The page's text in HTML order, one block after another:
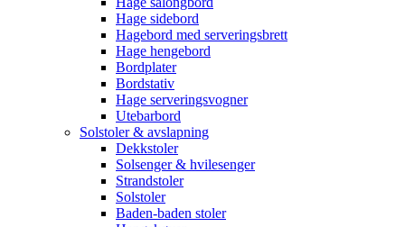
Hage sidebord
Hagebord med serveringsbrett
Hage hengebord
Bordplater
Bordstativ
Hage serveringsvogner
Utebarbord
Solstoler & avslapning
Dekkstoler
Solsenger & hvilesenger
Strandstoler
Solstoler
Baden-baden stoler